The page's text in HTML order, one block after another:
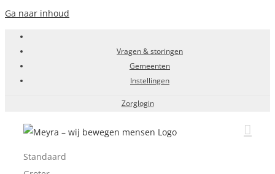
Ga naar inhoud
Vragen & storingen
Gemeenten
Instellingen
Zorglogin
Standaard